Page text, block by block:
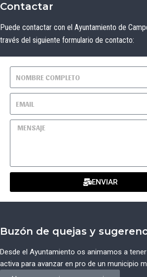
Contactar
Puede contactar con el Ayuntamiento de
través del siguiente formulario de contacto:
ENVIAR
Buzón de quejas y
Desde el Ayuntamiento os animamos a
activa para avanzar en pro de un municipio